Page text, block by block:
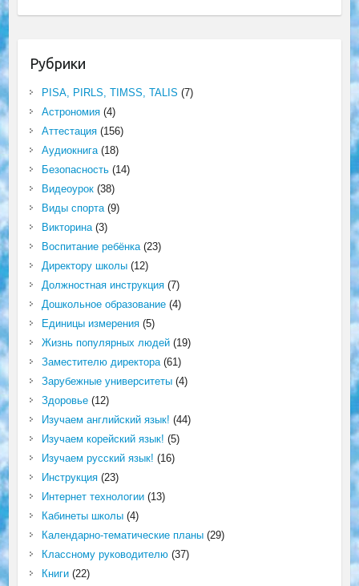
Рубрики
PISA, PIRLS, TIMSS, TALIS (7)
Астрономия(4)
Аттестация(156)
Аудиокнига(18)
Безопасность(14)
Видеоурок(38)
Виды спорта(9)
Викторина(3)
Воспитание ребёнка(23)
Директору школы(12)
Должностная инструкция(7)
Дошкольное образование(4)
Единицы измерения(5)
Жизнь популярных людей(19)
Заместителю директора(61)
Зарубежные университеты(4)
Здоровье(12)
Изучаем английский язык! (44)
Изучаем корейский язык! (5)
Изучаем русский язык! (16)
Инструкция(23)
Интернет технологии(13)
Кабинеты школы(4)
Календарно-тематические планы(29)
Классному руководителю(37)
Книги(22)